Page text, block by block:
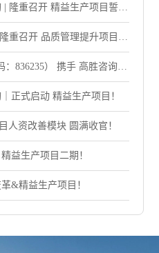
隆重召开 精益生产项目誓师
重召开 品质管理提升项目启
836235） 携手 高胜咨询｜
正式启动 精益生产项目！
人资改善模块 圆满收官！
益生产项目二期！
&精益生产项目！